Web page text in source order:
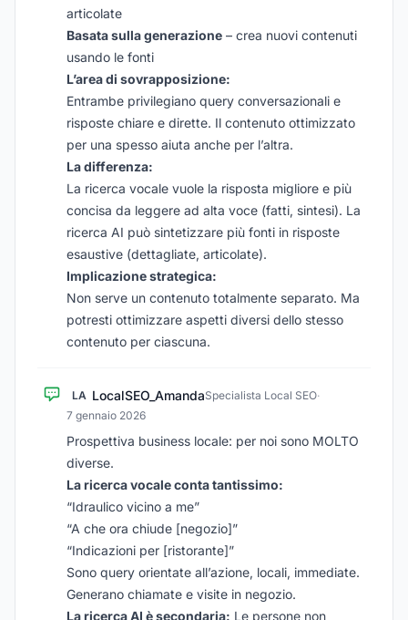
articolate
Basata sulla generazione – crea nuovi contenuti
usando le fonti
L’area di sovrapposizione:
Entrambe privilegiano query conversazionali e
risposte chiare e dirette. Il contenuto ottimizzato
per una spesso aiuta anche per l’altra.
La differenza:
La ricerca vocale vuole la risposta migliore e più
concisa da leggere ad alta voce (fatti, sintesi). La
ricerca AI può sintetizzare più fonti in risposte
esaustive (dettagliate, articolate).
Implicazione strategica:
Non serve un contenuto totalmente separato. Ma
potresti ottimizzare aspetti diversi dello stesso
contenuto per ciascuna.
LA LocalSEO_AmandaSpecialista Local SEO·
7 gennaio 2026
Prospettiva business locale: per noi sono MOLTO
diverse.
La ricerca vocale conta tantissimo:
“Idraulico vicino a me”
“A che ora chiude [negozio]”
“Indicazioni per [ristorante]”
Sono query orientate all’azione, locali, immediate.
Generano chiamate e visite in negozio.
La ricerca AI è secondaria: Le persone non